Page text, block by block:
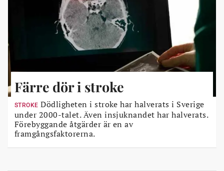
Färre dör i stroke
STROKE Dödligheten i stroke har halverats i Sverige
under 2000-talet. Även insjuknandet har halverats.
Förebyggande åtgärder är en av
framgångsfaktorerna.